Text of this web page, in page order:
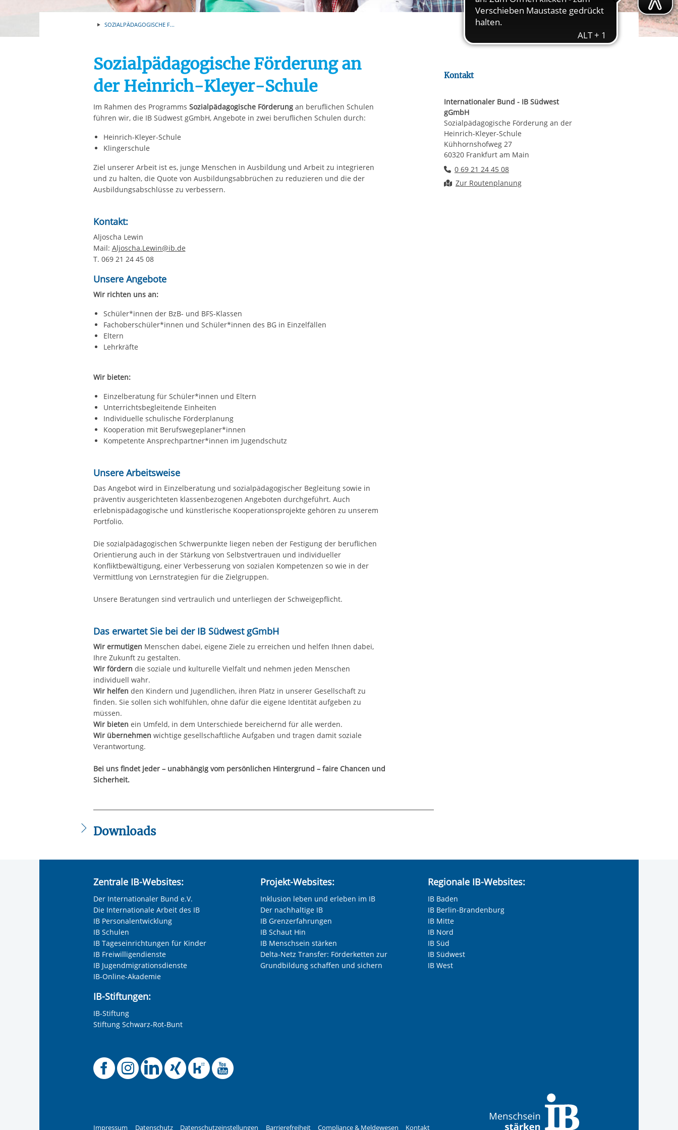
Ihre etwaige Einwilligung erstreckt sich nicht auf notwendige Cookies, die erforderlich zur Bereitstellung
der von Ihnen aufgerufenen und somit gewünschten Website-Funktionen sind. Diese Cookies setzen wir
aufgrund berechtigter Interessen und daher unabhängig von einer Einwilligung.
Automatische Wiedergabe starten/stoppen
SOZIALPÄDAGOGISCHE F...
Sozialpädagogische Förderung an
der Heinrich-Kleyer-Schule
Im Rahmen des Programms Sozialpädagogische Förderungan beruflichen Schulen
führen wir, die IB Südwest gGmbH, Angebote in zwei beruflichen Schulen durch:
Heinrich-Kleyer-Schule
Klingerschule
Ziel unserer Arbeit ist es, junge Menschen in Ausbildung und Arbeit zu integrieren
und zu halten, die Quote von Ausbildungsabbrüchen zu reduzieren und die der
Ausbildungsabschlüsse zu verbessern.
Kontakt:
Aljoscha Lewin
Mail: Aljoscha.Lewin@ib.de
T. 069 21 24 45 08
Unsere Angebote
Wir richten uns an:
Schüler*innen der BzB- und BFS-Klassen
Fachoberschüler*innen und Schüler*innen des BG in Einzelfällen
Eltern
Lehrkräfte
Wir bieten:
Einzelberatung für Schüler*innen und Eltern
Unterrichtsbegleitende Einheiten
Individuelle schulische Förderplanung
Kooperation mit Berufswegeplaner*innen
Kompetente Ansprechpartner*innen im Jugendschutz
Unsere Arbeitsweise
Das Angebot wird in Einzelberatung und sozialpädagogischer Begleitung sowie in
präventiv ausgerichteten klassenbezogenen Angeboten durchgeführt. Auch
erlebnispädagogische und künstlerische Kooperationsprojekte gehören zu unserem
Portfolio.
Die sozialpädagogischen Schwerpunkte liegen neben der Festigung der beruflichen
Orientierung auch in der Stärkung von Selbstvertrauen und individueller
Konfliktbewältigung, einer Verbesserung von sozialen Kompetenzen so wie in der
Vermittlung von Lernstrategien für die Zielgruppen.
Unsere Beratungen sind vertraulich und unterliegen der Schweigepflicht.
Das erwartet Sie bei der IB Südwest gGmbH
Wir ermutigen Menschen dabei, eigene Ziele zu erreichen und helfen Ihnen dabei,
Ihre Zukunft zu gestalten.
Wir fördern die soziale und kulturelle Vielfalt und nehmen jeden Menschen
individuell wahr.
Wir helfen den Kindern und Jugendlichen, ihren Platz in unserer Gesellschaft zu
finden. Sie sollen sich wohlfühlen, ohne dafür die eigene Identität aufgeben zu
müssen.
Wir bieten ein Umfeld, in dem Unterschiede bereichernd für alle werden.
Wir übernehmen wichtige gesellschaftliche Aufgaben und tragen damit soziale
Verantwortung.
Bei uns findet jeder – unabhängig vom persönlichen Hintergrund – faire Chancen und
Sicherheit.
Downloads
Kontakt
Internationaler Bund - IB Südwest
gGmbH
Sozialpädagogische Förderung an der
Heinrich-Kleyer-Schule
Kühhornshofweg 27
60320 Frankfurt am Main
Telefonnummer
0 69 21 24 45 08
Route planen
Zur Routenplanung
Zentrale IB-Websites:
Der Internationaler Bund e.V.
Die Internationale Arbeit des IB
IB Personalentwicklung
IB Schulen
IB Tageseinrichtungen für Kinder
IB Freiwilligendienste
IB Jugendmigrationsdienste
IB-Online-Akademie
IB-Stiftungen:
IB-Stiftung
Stiftung Schwarz-Rot-Bunt
Projekt-Websites:
Inklusion leben und erleben im IB
Der nachhaltige IB
IB Grenzerfahrungen
IB Schaut Hin
IB Menschsein stärken
Delta-Netz Transfer: Förderketten zur
Grundbildung schaffen und sichern
Regionale IB-Websites:
IB Baden
IB Berlin-Brandenburg
IB Mitte
IB Nord
IB Süd
IB Südwest
IB West
Offizielle Facebook-Seite der IB Südwest gGmbH
Offizielle Instagram-Seite des Internationalen Bund
Offizielle LinkedIn-Seite des Internationalen Bund
Offizielle Xing-Seite des Internationalen Bund
Offizielle Kununu-Seite des Internationalen
Impressum Datenschutz Datenschutzeinstellungen Barrierefreiheit Compliance & Meldewesen Kontakt